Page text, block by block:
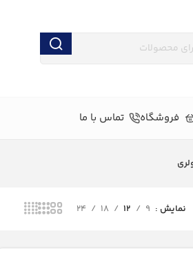
فروشگاه تماس با ما
نمایش 9
12
18
24